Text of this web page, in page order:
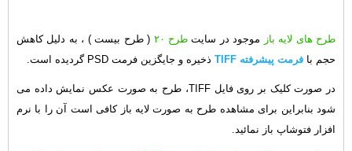
طرح های لایه باز موجود در سایتطرح ۲۰
( طرح بیست ) ، به دلیل کاهش
حجم با فرمت پیشرفته TIFF ذخیره و جایگزین فرمت PSD گردیده است.
در صورت کلیک بر روی فایل TIFF، طرح به صورت عکس نمایش داده می
شود بنابراین برای مشاهده طرح به صورت لایه باز کافی است آن را با نرم
افزار فتوشاپ باز نمائید.